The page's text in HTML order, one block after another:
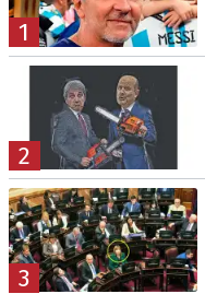
1
2
3